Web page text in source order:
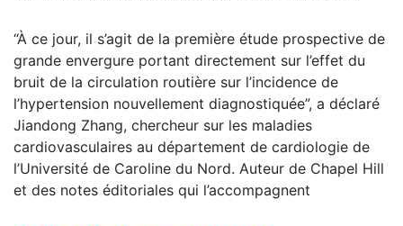
“À ce jour, il s’agit de la première étude prospective de
grande envergure portant directement sur l’effet du
bruit de la circulation routière sur l’incidence de
l’hypertension nouvellement diagnostiquée”, a déclaré
Jiandong Zhang, chercheur sur les maladies
cardiovasculaires au département de cardiologie de
l’Université de Caroline du Nord. Auteur de Chapel Hill
et des notes éditoriales qui l’accompagnent